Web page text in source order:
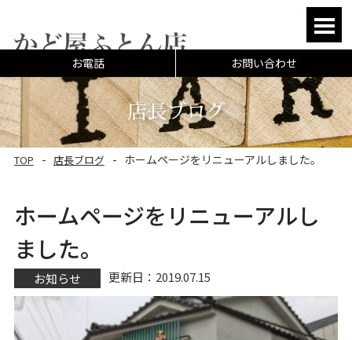
お電話 お問い合わせ
HOME
マニフレックスにつ
オーダーメイド
リフォーム
よくあるご相談
店長ブログ
店長ブログ
TOP 店長ブログ ホームページをリニューアルしました。
ホームページをリニューアルし
ました。
お知らせ 更新日：2019.07.15